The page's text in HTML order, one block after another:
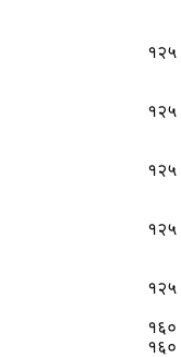
१२५
१२५
१२५
१२५
१२५
१६०
१६०